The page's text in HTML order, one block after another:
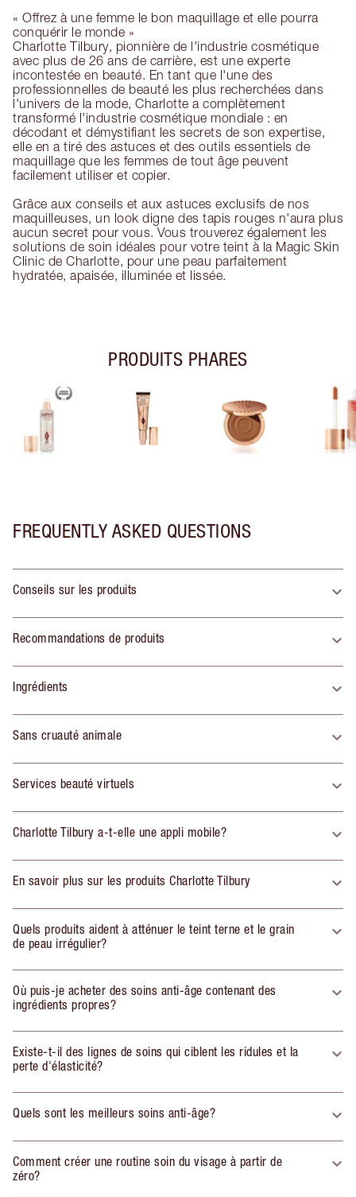
« Offrez à une femme le bon maquillage et elle pourra
conquérir le monde »
Charlotte Tilbury, pionnière de l'industrie cosmétique
avec plus de 26 ans de carrière, est une experte
incontestée en beauté. En tant que l'une des
professionnelles de beauté les plus recherchées dans
l'univers de la mode, Charlotte a complètement
transformé l'industrie cosmétique mondiale : en
décodant et démystifiant les secrets de son expertise,
elle en a tiré des astuces et des outils essentiels de
maquillage que les femmes de tout âge peuvent
facilement utiliser et copier.
Grâce aux conseils et aux astuces exclusifs de nos
maquilleuses, un look digne des tapis rouges n'aura plus
aucun secret pour vous. Vous trouverez également les
solutions de soin idéales pour votre teint à la Magic Skin
Clinic de Charlotte, pour une peau parfaitement
hydratée, apaisée, illuminée et lissée.
PRODUITS PHARES
FREQUENTLY ASKED QUESTIONS
Conseils sur les produits
Recommandations de produits
Ingrédients
Sans cruauté animale
Services beauté virtuels
Charlotte Tilbury a-t-elle une appli mobile?
En savoir plus sur les produits Charlotte Tilbury
Quels produits aident à atténuer le teint terne et le grain
de peau irrégulier?
Où puis-je acheter des soins anti-âge contenant des
ingrédients propres?
Existe-t-il des lignes de soins qui ciblent les ridules et la
perte d'élasticité?
Quels sont les meilleurs soins anti-âge?
Comment créer une routine soin du visage à partir de
zéro?